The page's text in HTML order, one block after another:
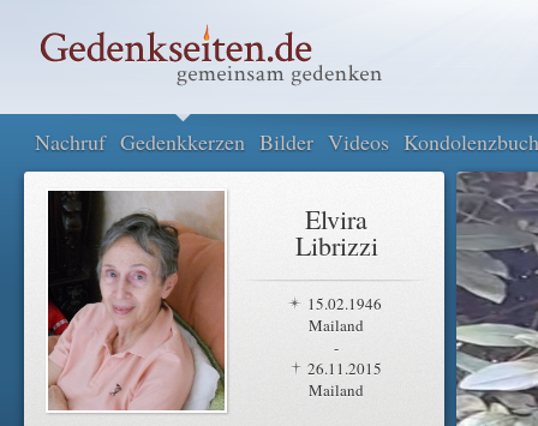
Nachruf Gedenkkerzen Bilder Videos Kondolenzbuch
Elvira
Librizzi
15.02.1946
Mailand
-
26.11.2015
Mailand